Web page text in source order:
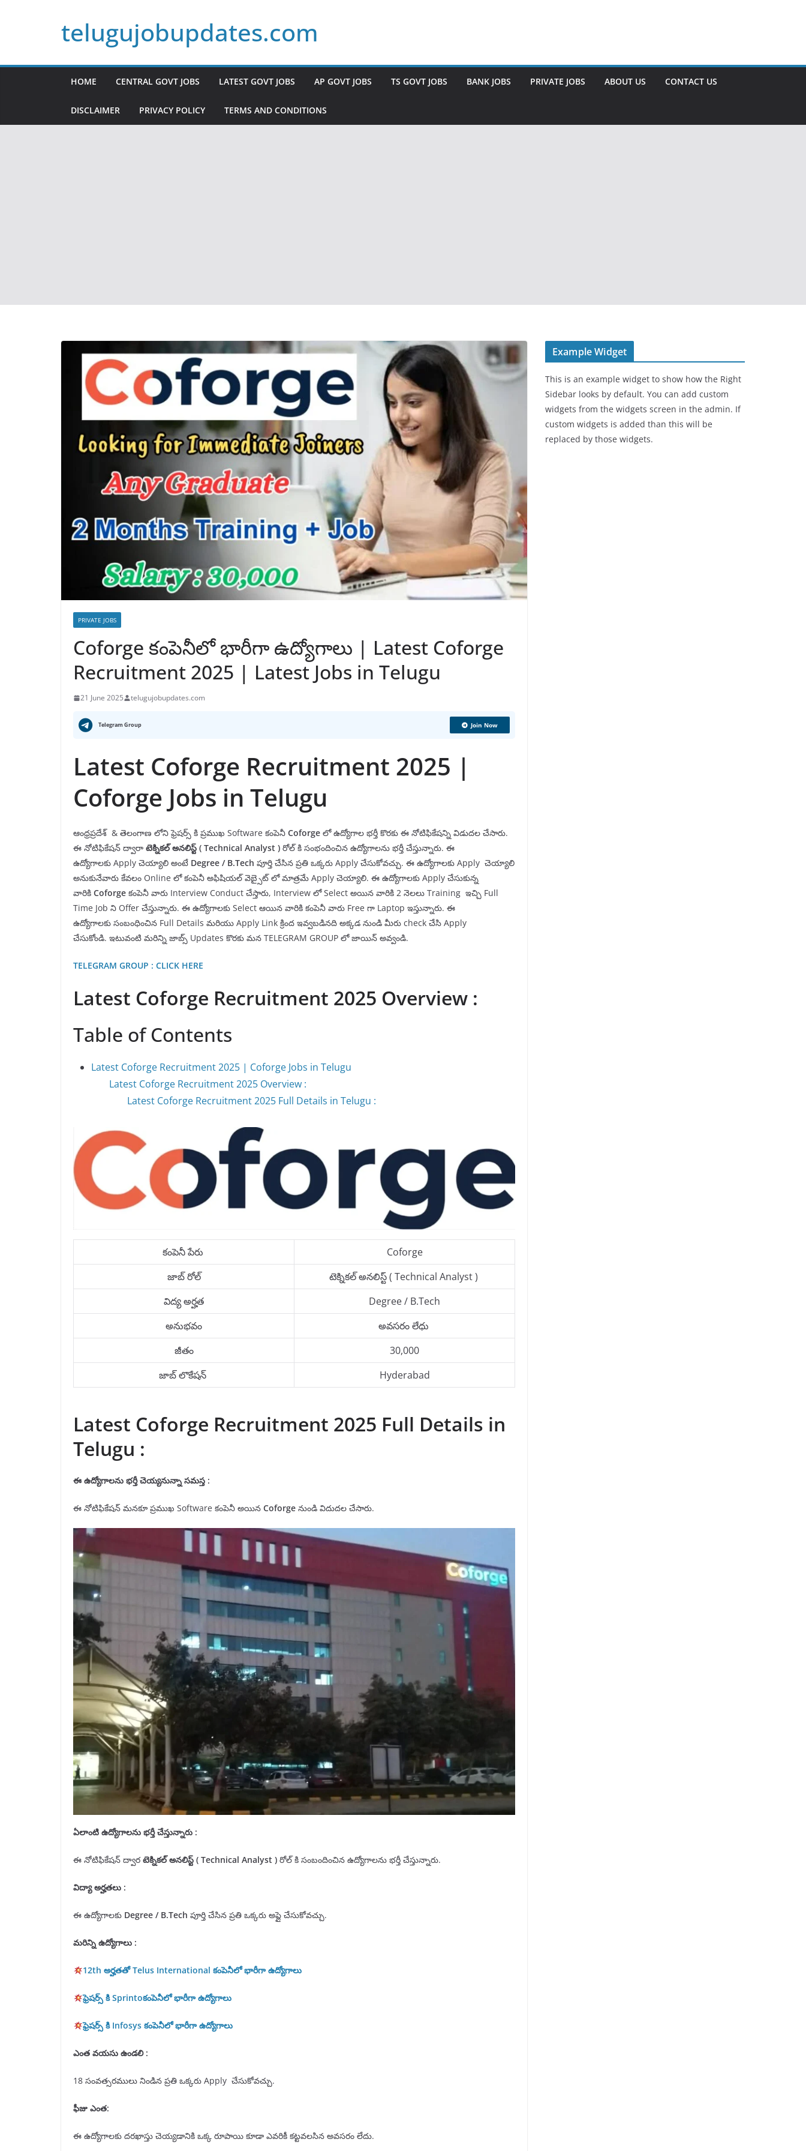
telugujobupdates.com
HOME CENTRAL GOVT JOBS LATEST GOVT JOBS AP GOVT JOBS TS GOVT JOBS BANK JOBS PRIVATE JOBS ABOUT US CONTACT US
DISCLAIMER PRIVACY POLICY TERMS AND CONDITIONS
PRIVATE JOBS
Coforge కంపెనీలో భారీగా ఉద్యోగాలు | Latest Coforge
Recruitment 2025 | Latest Jobs in Telugu
21 June 2025 telugujobupdates.com
Telegram Group Join Now
Latest Coforge Recruitment 2025 |
Coforge Jobs in Telugu
ఆంధ్రప్రదేశ్ & తెలంగాణ లోని ఫ్రెషర్స్ కి ప్రముఖ Software కంపెనీ Coforge లో ఉద్యోగాల భర్తీ కొరకు ఈ నోటిఫికేషన్ని విడుదల చేసారు.
ఈ నోటిఫికేషన్ ద్వారా టెక్నికల్ అనలిస్ట్ ( Technical Analyst ) రోల్ కి సంభందించిన ఉద్యోగాలను భర్తీ చేస్తున్నారు. ఈ
ఉద్యోగాలకు Apply చెయ్యాలి అంటే Degree / B.Tech పూర్తి చేసిన ప్రతి ఒక్కరు Apply చేసుకోవచ్చు. ఈ ఉద్యోగాలకు Apply చెయ్యాలి
అనుకునేవారు కేవలం Online లో కంపెనీ అఫిషియల్ వెబ్సైట్ లో మాత్రమే Apply చెయ్యాలి. ఈ ఉద్యోగాలకు Apply చేసుకున్న
వారికి Coforge కంపెనీ వారు Interview Conduct చేస్తారు, Interview లో Select అయిన వారికి 2 నెలలు Training ఇచ్చి Full
Time Job ని Offer చేస్తున్నారు. ఈ ఉద్యోగాలకు Select ఆయిన వారికి కంపెనీ వారు Free గా Laptop ఇస్తున్నారు. ఈ
ఉద్యోగాలకు సంబంధించిన Full Details మరియు Apply Link క్రింద ఇవ్వబడినది అక్కడ నుండి మీరు check చేసి Apply
చేసుకోండి. ఇటువంటి మరిన్ని జాబ్స్ Updates కొరకు మన TELEGRAM GROUP లో జాయిన్ అవ్వండి.
TELEGRAM GROUP : CLICK HERE
Latest Coforge Recruitment 2025 Overview :
Table of Contents
Latest Coforge Recruitment 2025 | Coforge Jobs in Telugu
Latest Coforge Recruitment 2025 Overview :
Latest Coforge Recruitment 2025 Full Details in Telugu :
కంపెనీ పేరు
Coforge
జాబ్ రోల్
టెక్నికల్ అనలిస్ట్ ( Technical Analyst )
విద్య అర్హత
Degree / B.Tech
అనుభవం
అవసరం లేధు
జీతం
30,000
జాబ్ లొకేషన్
Hyderabad
Latest Coforge Recruitment 2025 Full Details in
Telugu :
ఈ ఉద్యోగాలను భర్తీచెయ్యనున్నా సమస్త :
ఈ నోటిఫికేషన్ మనకూ ప్రముఖ Software కంపెనీ అయిన Coforge నుండి విదుదల చేసారు.
ఏలాంటి ఉద్యోగాలను భర్తీచేస్తున్నారు :
ఈ నోటిఫికేషన్ ద్వారటెక్నికల్ అనలిస్ట్ ( Technical Analyst ) రోల్ కి సంబందించిన ఉద్యోగాలను భర్తీ చేస్తున్నారు.
విద్యా అర్హతలు :
ఈ ఉద్యోగాలకు Degree / B.Tech పూర్తి చేసిన ప్రతి ఒక్కరు అప్లై చేసుకోవచ్చు.
మరిన్ని ఉద్యోగాలు :
12th అర్హతతో Telus International కంపెనీలో భారీగా ఉద్యోగాలు
ఫ్రెషర్స్ కి Sprintoకంపెనీలో భారీగా ఉద్యోగాలు
ఫ్రెషర్స్ కి Infosys కంపెనీలో భారీగా ఉద్యోగాలు
ఎంత వయసు ఉండలి :
18 సంవత్సరములు నిండిన ప్రతి ఒక్కరు Apply చేసుకోవచ్చు.
ఫీజు ఎంత:
ఈ ఉద్యోగాలకు దరఖాస్తు చెయ్యడానికి ఒక్క రూపాయి కూడా ఎవరికీ కట్టవలసిన అవసరం లేదు.
Example Widget
This is an example widget to show how the Right
Sidebar looks by default. You can add custom
widgets from the widgets screen in the admin. If
custom widgets is added than this will be
replaced by those widgets.